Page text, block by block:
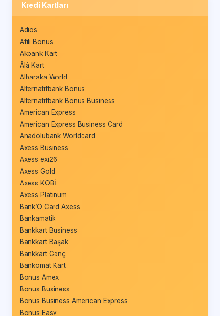
Kredi Kartları
Adios
Afili Bonus
Akbank Kart
Âlâ Kart
Albaraka World
Alternatifbank Bonus
Alternatifbank Bonus Business
American Express
American Express Business Card
Anadolubank Worldcard
Axess Business
Axess exi26
Axess Gold
Axess KOBİ
Axess Platinum
Bank’O Card Axess
Bankamatik
Bankkart Business
Bankkart Başak
Bankkart Genç
Bankomat Kart
Bonus Amex
Bonus Business
Bonus Business American Express
Bonus Easy